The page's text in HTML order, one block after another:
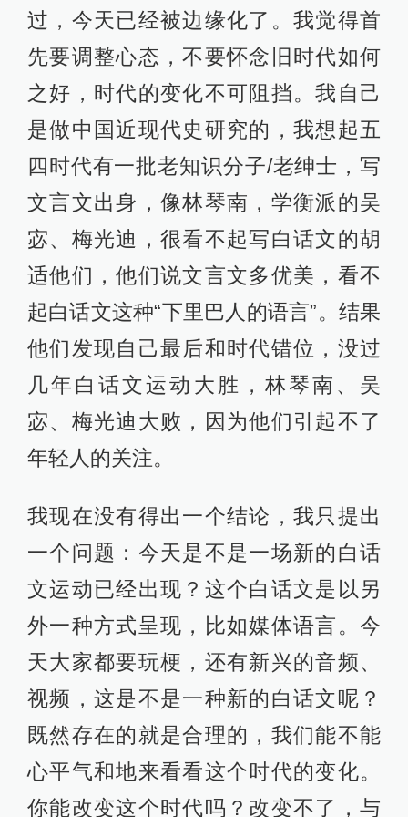
过，今天已经被边缘化了。我觉得首
先要调整心态，不要怀念旧时代如何
之好，时代的变化不可阻挡。我自己
是做中国近现代史研究的，我想起五
四时代有一批老知识分子/老绅士，写
文言文出身，像林琴南，学衡派的吴
宓、梅光迪，很看不起写白话文的胡
适他们，他们说文言文多优美，看不
起白话文这种“下里巴人的语言”。结果
他们发现自己最后和时代错位，没过
几年白话文运动大胜，林琴南、吴
宓、梅光迪大败，因为他们引起不了
年轻人的关注。
我现在没有得出一个结论，我只提出
一个问题：今天是不是一场新的白话
文运动已经出现？这个白话文是以另
外一种方式呈现，比如媒体语言。今
天大家都要玩梗，还有新兴的音频、
视频，这是不是一种新的白话文呢？
既然存在的就是合理的，我们能不能
心平气和地来看看这个时代的变化。
你能改变这个时代吗？改变不了，与